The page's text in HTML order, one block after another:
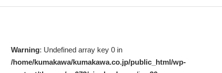
Warning: Undefined array key 0 in
/home/kumakawa/kumakawa.co.jp/public_html/wp-